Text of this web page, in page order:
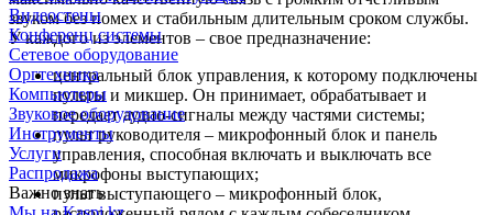
звуком без помех и стабильным длительным сроком службы.
У каждого из элементов – свое предназначение:
центральный блок управления, к которому подключены
пульты и микшер. Он принимает, обрабатывает и
передает аудио-сигналы между частями системы;
пульт руководителя – микрофонный блок и панель
управления, способная включать и выключать все
микрофоны выступающих;
пульт выступающего – микрофонный блок,
Видеостены
Конференц системы
Сетевое оборудование
Оргтехника
Компьютеры
Звуковое оборудование
Инструменты
Услуги
Распродажа
Важно знать